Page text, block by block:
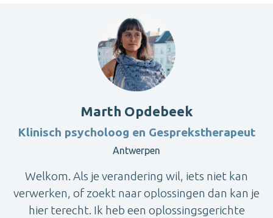
Marth Opdebeek
Klinisch psycholoog en Gesprekstherapeut
Antwerpen
Welkom. Als je verandering wil, iets niet kan
verwerken, of zoekt naar oplossingen dan kan je
hier terecht. Ik heb een oplossingsgerichte